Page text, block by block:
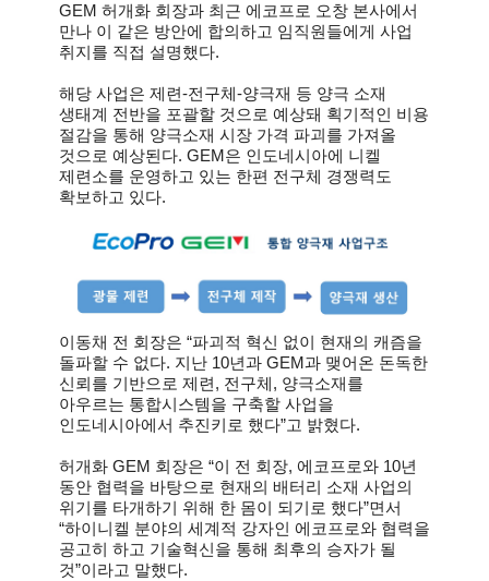
GEM 허개화 회장과 최근 에코프로 오창 본사에서
만나 이 같은 방안에 합의하고 임직원들에게 사업
취지를 직접 설명했다.
해당 사업은 제련-전구체-양극재 등 양극 소재
생태계 전반을 포괄할 것으로 예상돼 획기적인 비용
절감을 통해 양극소재 시장 가격 파괴를 가져올
것으로 예상된다. GEM은 인도네시아에 니켈
제련소를 운영하고 있는 한편 전구체 경쟁력도
확보하고 있다.
이동채 전 회장은 “파괴적 혁신 없이 현재의 캐즘을
돌파할 수 없다. 지난 10년과 GEM과 맺어온 돈독한
신뢰를 기반으로 제련, 전구체, 양극소재를
아우르는 통합시스템을 구축할 사업을
인도네시아에서 추진키로 했다”고 밝혔다.
허개화 GEM 회장은 “이 전 회장, 에코프로와 10년
동안 협력을 바탕으로 현재의 배터리 소재 사업의
위기를 타개하기 위해 한 몸이 되기로 했다”면서
“하이니켈 분야의 세계적 강자인 에코프로와 협력을
공고히 하고 기술혁신을 통해 최후의 승자가 될
것”이라고 말했다.